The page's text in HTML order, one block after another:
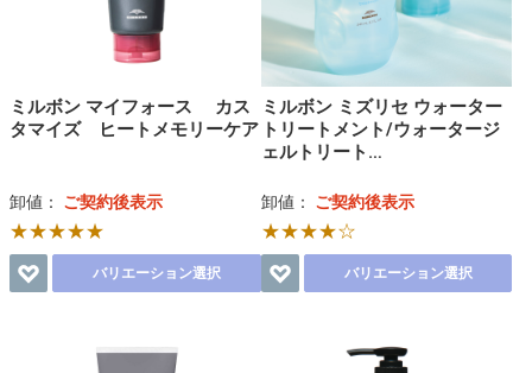
ミルボン マイフォース カス
タマイズ ヒートメモリーケア
卸値： ご契約後表示
★★★★★
バリエーション選択
ミルボン ミズリセ ウォーター
トリートメント/ウォータージ
ェルトリート…
卸値： ご契約後表示
★★★★☆
バリエーション選択